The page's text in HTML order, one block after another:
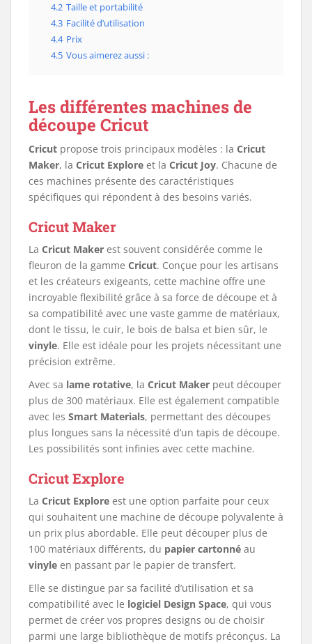
4.2 Taille et portabilité
4.3 Facilité d’utilisation
4.4 Prix
4.5 Vous aimerez aussi :
Les différentes machines de
découpe Cricut
Cricut propose trois principaux modèles : la Cricut
Maker, la Cricut Explore et la Cricut Joy. Chacune de
ces machines présente des caractéristiques
spécifiques qui répondent à des besoins variés.
Cricut Maker
La Cricut Maker est souvent considérée comme le
fleuron de la gamme Cricut. Conçue pour les artisans
et les créateurs exigeants, cette machine offre une
incroyable flexibilité grâce à sa force de découpe et à
sa compatibilité avec une vaste gamme de matériaux,
dont le tissu, le cuir, le bois de balsa et bien sûr, le
vinyle. Elle est idéale pour les projets nécessitant une
précision extrême.
Avec sa lame rotative, la Cricut Maker peut découper
plus de 300 matériaux. Elle est également compatible
avec les Smart Materials, permettant des découpes
plus longues sans la nécessité d’un tapis de découpe.
Les possibilités sont infinies avec cette machine.
Cricut Explore
La Cricut Explore est une option parfaite pour ceux
qui souhaitent une machine de découpe polyvalente à
un prix plus abordable. Elle peut découper plus de
100 matériaux différents, du papier cartonné au
vinyle en passant par le papier de transfert.
Elle se distingue par sa facilité d’utilisation et sa
compatibilité avec le logiciel Design Space, qui vous
permet de créer vos propres designs ou de choisir
parmi une large bibliothèque de motifs préconçus. La